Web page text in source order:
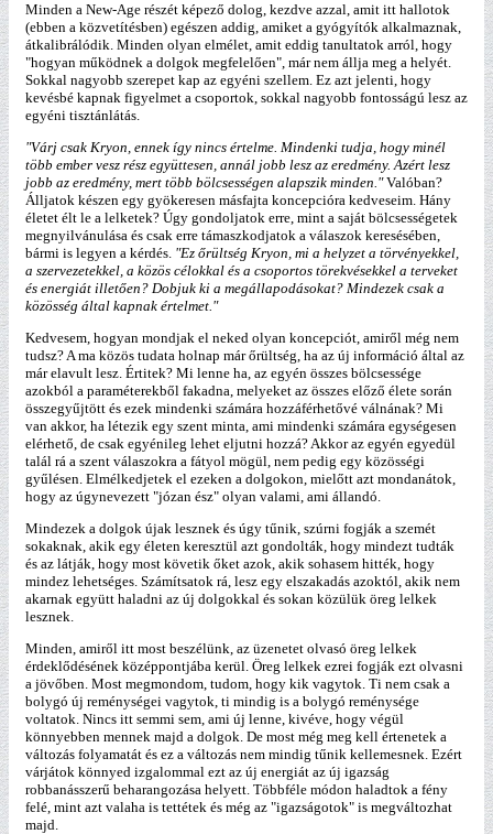
Minden a New-Age részét képező dolog, kezdve azzal, amit itt hallotok
(ebben a közvetítésben) egészen addig, amiket a gyógyítók alkalmaznak,
átkalibrálódik. Minden olyan elmélet, amit eddig tanultatok arról, hogy
"hogyan működnek a dolgok megfelelően", már nem állja meg a helyét.
Sokkal nagyobb szerepet kap az egyéni szellem. Ez azt jelenti, hogy
kevésbé kapnak figyelmet a csoportok, sokkal nagyobb fontosságú lesz az
egyéni tisztánlátás.
"Várj csak Kryon, ennek így nincs értelme. Mindenki tudja, hogy minél
több ember vesz rész együttesen, annál jobb lesz az eredmény. Azért lesz
jobb az eredmény, mert több bölcsességen alapszik minden."Valóban?
Álljatok készen egy gyökeresen másfajta koncepcióra kedveseim. Hány
életet élt le a lelketek? Úgy gondoljatok erre, mint a saját bölcsességetek
megnyilvánulása és csak erre támaszkodjatok a válaszok keresésében,
bármi is legyen a kérdés. "Ez őrültség Kryon, mi a helyzet a törvényekkel,
a szervezetekkel, a közös célokkal és a csoportos törekvésekkel a terveket
és energiát illetően? Dobjuk ki a megállapodásokat? Mindezek csak a
közösség által kapnak értelmet."
Kedvesem, hogyan mondjak el neked olyan koncepciót, amiről még nem
tudsz? A ma közös tudata holnap már őrültség, ha az új információ által az
már elavult lesz. Értitek? Mi lenne ha, az egyén összes bölcsessége
azokból a paraméterekből fakadna, melyeket az összes előző élete során
összegyűjtött és ezek mindenki számára hozzáférhetővé válnának? Mi
van akkor, ha létezik egy szent minta, ami mindenki számára egységesen
elérhető, de csak egyénileg lehet eljutni hozzá? Akkor az egyén egyedül
talál rá a szent válaszokra a fátyol mögül, nem pedig egy közösségi
gyűlésen. Elmélkedjetek el ezeken a dolgokon, mielőtt azt mondanátok,
hogy az úgynevezett "józan ész" olyan valami, ami állandó.
Mindezek a dolgok újak lesznek és úgy tűnik, szúrni fogják a szemét
sokaknak, akik egy életen keresztül azt gondolták, hogy mindezt tudták
és az látják, hogy most követik őket azok, akik sohasem hitték, hogy
mindez lehetséges. Számítsatok rá, lesz egy elszakadás azoktól, akik nem
akarnak együtt haladni az új dolgokkal és sokan közülük öreg lelkek
lesznek.
Minden, amiről itt most beszélünk, az üzenetet olvasó öreg lelkek
érdeklődésének középpontjába kerül. Öreg lelkek ezrei fogják ezt olvasni
a jövőben. Most megmondom, tudom, hogy kik vagytok. Ti nem csak a
bolygó új reménységei vagytok, ti mindig is a bolygó reménysége
voltatok. Nincs itt semmi sem, ami új lenne, kivéve, hogy végül
könnyebben mennek majd a dolgok. De most még meg kell értenetek a
változás folyamatát és ez a változás nem mindig tűnik kellemesnek. Ezért
várjátok könnyed izgalommal ezt az új energiát az új igazság
robbanásszerű beharangozása helyett. Többféle módon haladtok a fény
felé, mint azt valaha is tettétek és még az "igazságotok" is megváltozhat
majd.